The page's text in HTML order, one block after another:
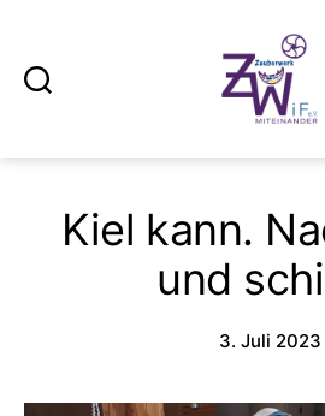
Kiel
Kiel kann.
und
3. Juli 2023